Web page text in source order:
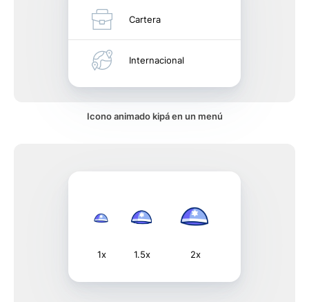
Cartera
Internacional
Icono animado kipá en un menú
1x 1.5x 2x